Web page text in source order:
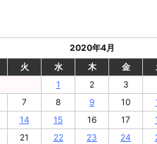
2020年4月
火 水 木 金
1
2 3
7 8 9 10
14 15 16 17
21 22 23 24